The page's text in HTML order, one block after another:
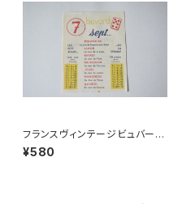
フランスヴィンテージビュバー7
sept
¥580